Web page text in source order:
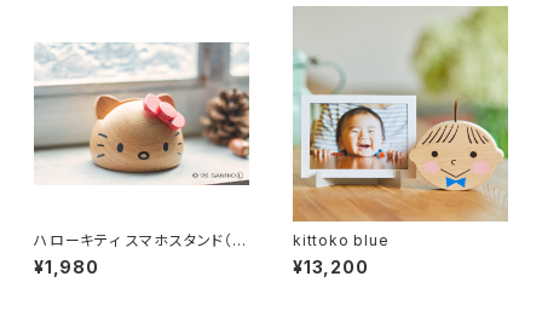
ハローキティ スマホスタンド（レ
ッド）
¥1,980
kittoko blue
¥13,200